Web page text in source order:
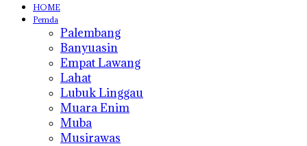
HOME
Pemda
Palembang
Banyuasin
Empat Lawang
Lahat
Lubuk Linggau
Muara Enim
Muba
Musirawas